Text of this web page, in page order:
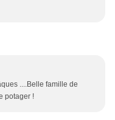
....Belle famille de
potager !